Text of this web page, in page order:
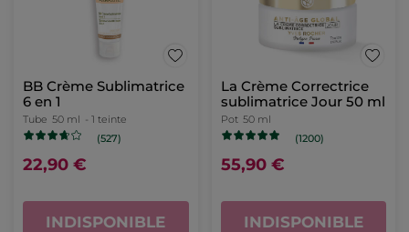
BB Crème Sublimatrice
6 en 1
Tube 50 ml - 1 teinte
(527)
22,90 €
INDISPONIBLE
La Crème Correctrice
sublimatrice Jour 50 ml
Pot 50 ml
(1200)
55,90 €
INDISPONIBLE